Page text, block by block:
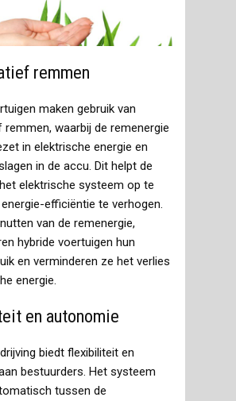
remmen
maken gebruik van
remmen, waarbij de remenergie
in elektrische energie en
in de accu. Dit helpt de
elektrische systeem op te
efficiëntie te verhogen.
van de remenergie,
hybride voertuigen hun
en verminderen ze het verlies
energie.
en autonomie
biedt flexibiliteit en
bestuurders. Het systeem
tussen de